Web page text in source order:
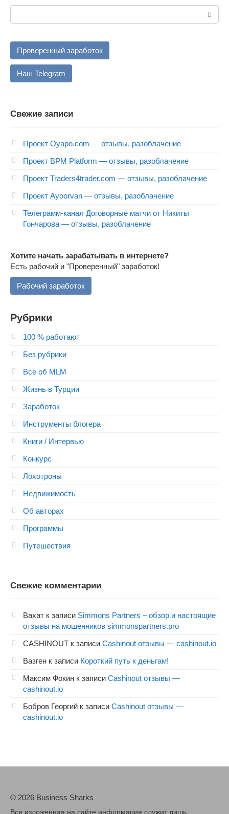
Проверенный заработок
Наш Telegram
Свежие записи
Проект Oyapo.com — отзывы, разоблачение
Проект BPM Platform — отзывы, разоблачение
Проект Traders4trader.com — отзывы, разоблачение
Проект Ayoorvan — отзывы, разоблачение
Телеграмм-канал Договорные матчи от Никиты
Гончарова — отзывы, разоблачение
Хотите начать зарабатывать в интернете?
Есть рабочий и "Проверенный" заработок!
Рабочий заработок
Рубрики
100 % работают
Без рубрики
Все об MLM
Жизнь в Турции
Заработок
Инструменты блогера
Книги / Интервью
Конкурс
Лохотроны
Недвижимость
Об авторах
Программы
Путешествия
Свежие комментарии
Вахат к записи Simmons Partners – обзор и настоящие
отзывы на мошенников simmonspartners.pro
CASHINOUT к записи Cashinout отзывы — cashinout.io
Вазген к записи Короткий путь к деньгам!
Максим Фокин к записи Cashinout отзывы —
cashinout.io
Бобров Георгий к записи Cashinout отзывы —
cashinout.io
© 2026 Business Sharks
Вся изложенная на сайте информация служит лишь